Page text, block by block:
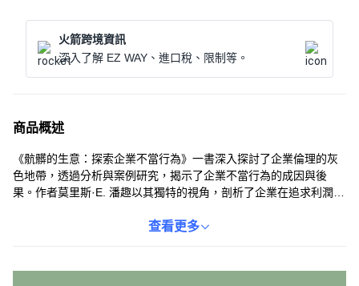
火箭跨境資訊
深入了解 EZ WAY、進口稅、限制等。
商品概述
《骯髒的生意：探索企業不當行為》一書深入探討了企業倫理的灰
色地帶，透過分析與案例研究，揭示了企業不當行為的成因與後
果。作者莫里斯·E. 潘趣以其獨特的視角，剖析了企業在追求利潤的
合了實際案例，讓讀者能夠更深入地理解企業倫理的重要性。無論
查看更多